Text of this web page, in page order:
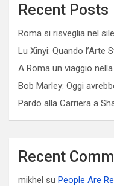
Recent Posts
Roma si risveglia nel
Lu Xinyi: Quando l’Arte
A Roma un viaggio
Bob Marley: Oggi
Pardo alla Carriera a
Recent
mikhel su People Are